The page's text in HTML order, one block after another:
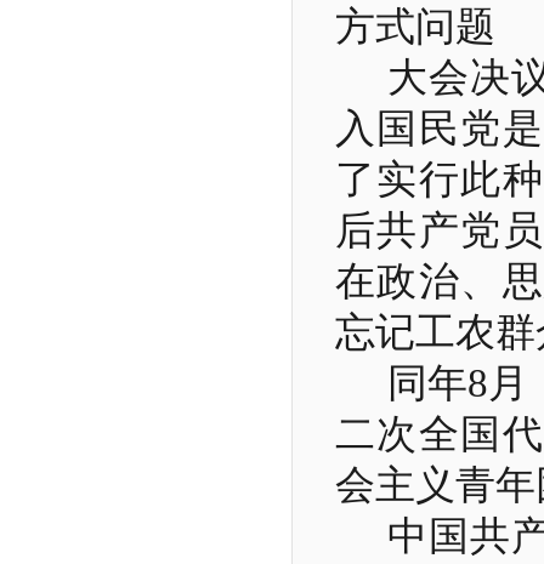
方式问题
大会决
入国民党
了实行此
后共产党
在政治、
忘记工农
同年8月
二次全国
会主义青
中国共